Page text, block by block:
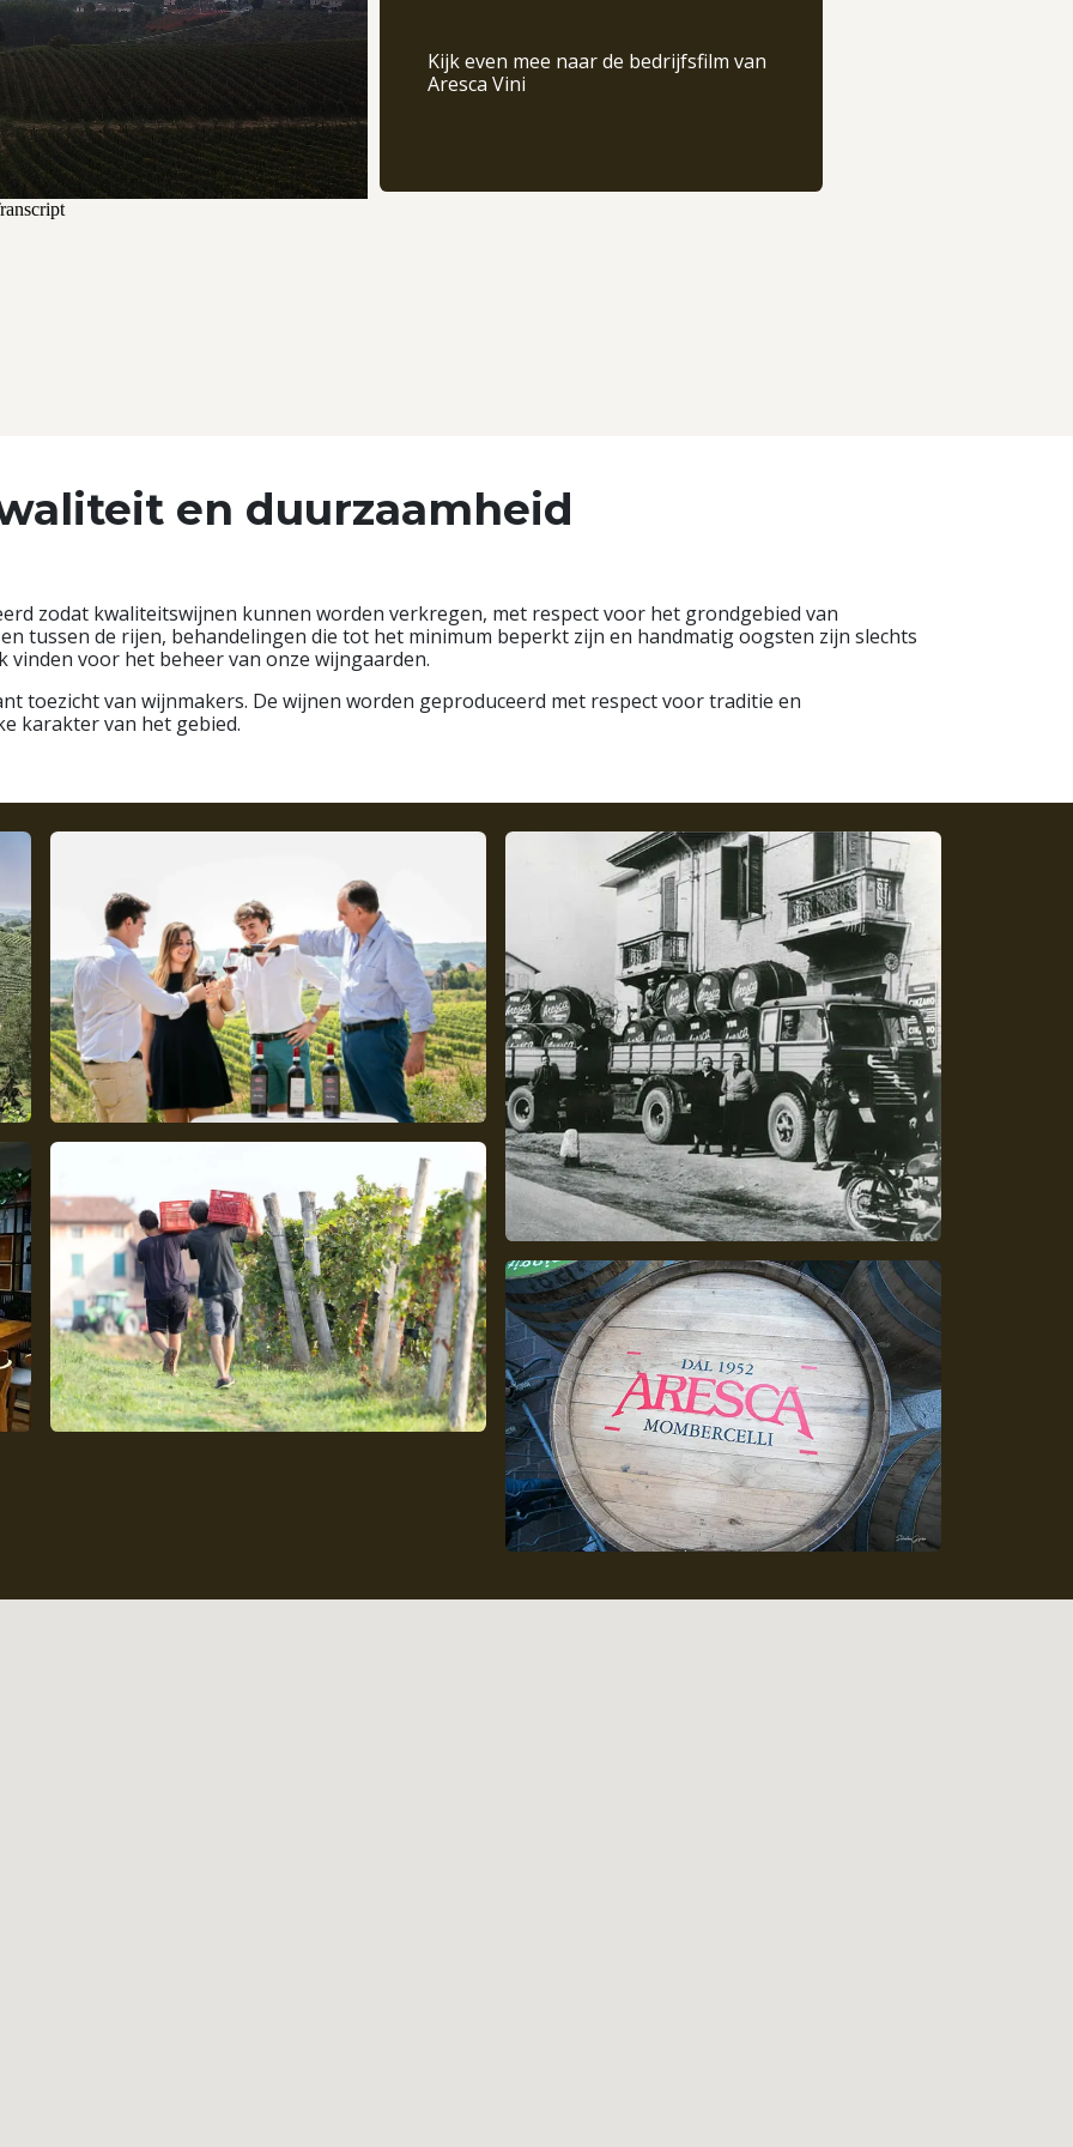
Kijk even mee naar de bedrijfsfilm van
Aresca Vini
en duurzaamheid
zodat kwaliteitswijnen kunnen worden verkregen, met respect voor het grondgebied van
tussen de rijen, behandelingen die tot het minimum beperkt zijn en handmatig oogsten zijn slechts
voor het beheer van onze wijngaarden.
toezicht van wijnmakers. De wijnen worden geproduceerd met respect voor traditie en
karakter van het gebied.